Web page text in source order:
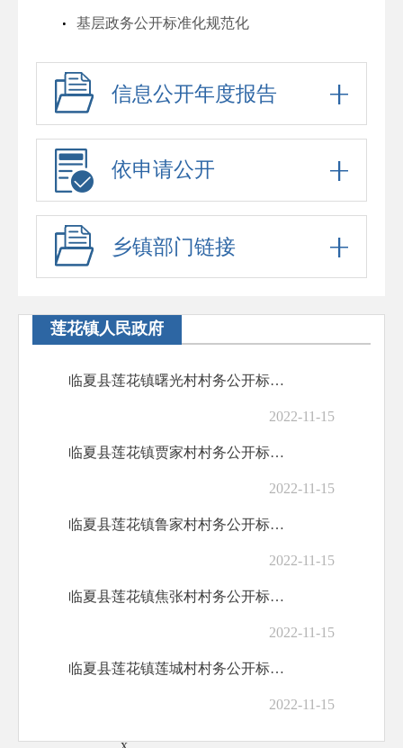
基层政务公开标准化规范化
信息公开年度报告
依申请公开
乡镇部门链接
莲花镇人民政府
临夏县莲花镇曙光村村务公开标准目录
2022-11-15
临夏县莲花镇贾家村村务公开标准目录
2022-11-15
临夏县莲花镇鲁家村村务公开标准目录
2022-11-15
临夏县莲花镇焦张村村务公开标准目录
2022-11-15
临夏县莲花镇莲城村村务公开标准目录
2022-11-15
x